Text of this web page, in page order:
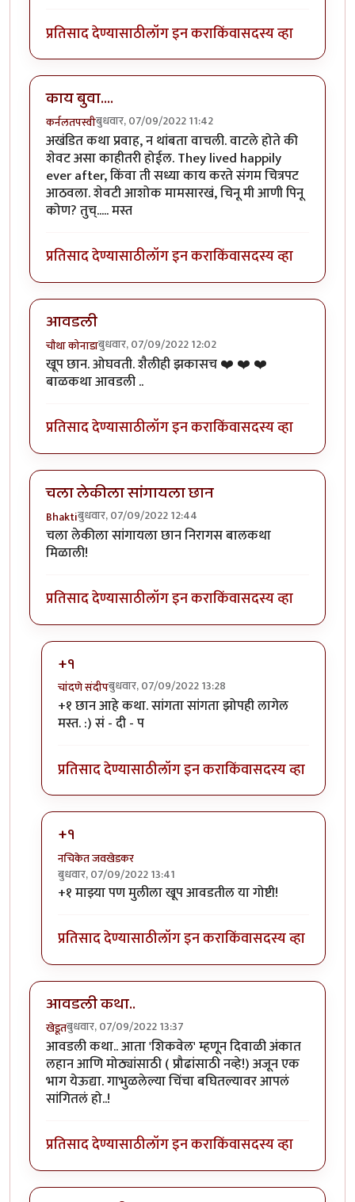
प्रतिसाद देण्यासाठीलॉग इन कराकिंवासदस्य व्हा
काय बुवा....
कर्नलतपस्वीबुधवार, 07/09/2022 11:42
अखंडित कथा प्रवाह, न थांबता वाचली. वाटले होते की
शेवट असा काहीतरी होईल. They lived happily
ever after, किंवा ती सध्या काय करते संगम चित्रपट
आठवला. शेवटी आशोक मामसारखं, चिनू मी आणी पिनू
कोण? तुच्..... मस्त
प्रतिसाद देण्यासाठीलॉग इन कराकिंवासदस्य व्हा
आवडली
चौथा कोनाडाबुधवार, 07/09/2022 12:02
खूप छान. ओघवती. शैलीही झकासच ❤️ ❤️ ❤️
बाळकथा आवडली ..
प्रतिसाद देण्यासाठीलॉग इन कराकिंवासदस्य व्हा
चला लेकीला सांगायला छान
Bhaktiबुधवार, 07/09/2022 12:44
चला लेकीला सांगायला छान निरागस बालकथा
मिळाली!
प्रतिसाद देण्यासाठीलॉग इन कराकिंवासदस्य व्हा
+१
चांदणे संदीपबुधवार, 07/09/2022 13:28
In reply toचला लेकीला सांगायला छान
+१ छान आहे कथा. सांगता सांगता झोपही लागेल
मस्त. :) सं - दी - प
प्रतिसाद देण्यासाठीलॉग इन कराकिंवासदस्य व्हा
+१
नचिकेत जवखेडकर
बुधवार, 07/09/2022 13:41
In reply toचला लेकीला सांगायला छान
+१ माझ्या पण मुलीला खूप आवडतील या गोष्टी!
प्रतिसाद देण्यासाठीलॉग इन कराकिंवासदस्य व्हा
आवडली कथा..
खेडूतबुधवार, 07/09/2022 13:37
आवडली कथा.. आता 'शिकवेल' म्हणून दिवाळी अंकात
लहान आणि मोठ्यांसाठी ( प्रौढांसाठी नव्हे!) अजून एक
भाग येऊद्या. गाभुळलेल्या चिंचा बघितल्यावर आपलं
सांगितलं हो..!
प्रतिसाद देण्यासाठीलॉग इन कराकिंवासदस्य व्हा